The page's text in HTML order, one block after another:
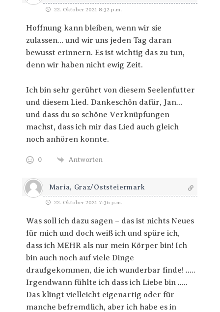
22. Oktober 2021 8:32 p.m.
Hoffnung kann bleiben, wenn wir sie
zulassen… und wir uns jeden Tag daran
bewusst erinnern. Es ist wichtig das zu tun,
denn wir haben nicht ewig Zeit.
Ich bin sehr gerührt von diesem Seelenfutter
und diesem Lied. Dankeschön dafür, Jan…
und dass du so schöne Verknüpfungen
machst, dass ich mir das Lied auch gleich
noch anhören konnte.
0 Antworten
Maria, Graz/Oststeiermark
22. Oktober 2021 7:36 p.m.
Was soll ich dazu sagen – das ist nichts Neues
für mich und doch weiß ich und spüre ich,
dass ich MEHR als nur mein Körper bin! Ich
bin auch noch auf viele Dinge
draufgekommen, die ich wunderbar finde! …..
Irgendwann fühlte ich dass ich Liebe bin …..
Das klingt vielleicht eigenartig oder für
manche befremdlich, aber ich habe es in